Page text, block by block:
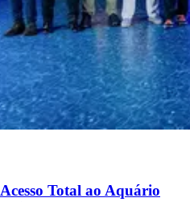
Total ao Aquário